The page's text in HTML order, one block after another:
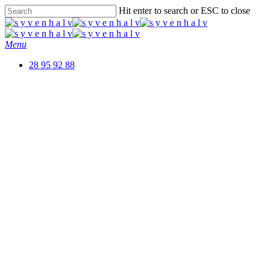
Skip
to
main
content
Hit enter to search or ESC to close
Close
Search
Menu
28 95 92 88